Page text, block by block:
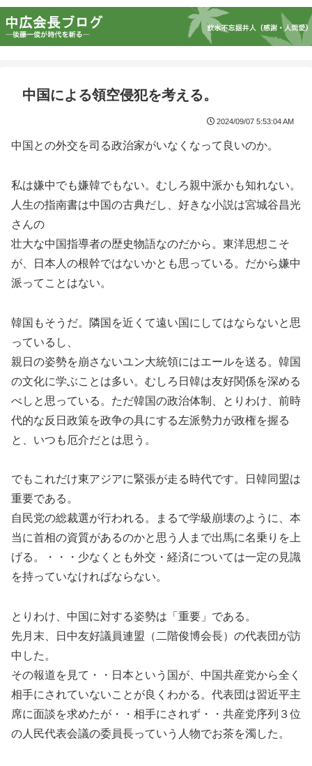
中国による領空侵犯を考える。
2024/09/07 5:53:04 AM
中国との外交を司る政治家がいなくなって良いのか。
私は嫌中でも嫌韓でもない。むしろ親中派かも知れない。
人生の指南書は中国の古典だし、好きな小説は宮城谷昌光
さんの
壮大な中国指導者の歴史物語なのだから。東洋思想こそ
が、日本人の根幹ではないかとも思っている。だから嫌中
派ってことはない。
韓国もそうだ。隣国を近くて遠い国にしてはならないと思
っているし、
親日の姿勢を崩さないユン大統領にはエールを送る。韓国
の文化に学ぶことは多い。むしろ日韓は友好関係を深める
べしと思っている。ただ韓国の政治体制、とりわけ、前時
代的な反日政策を政争の具にする左派勢力が政権を握る
と、いつも厄介だとは思う。
でもこれだけ東アジアに緊張が走る時代です。日韓同盟は
重要である。
自民党の総裁選が行われる。まるで学級崩壊のように、本
当に首相の資質があるのかと思う人まで出馬に名乗りを上
げる。・・・少なくとも外交・経済については一定の見識
を持っていなければならない。
とりわけ、中国に対する姿勢は「重要」である。
先月末、日中友好議員連盟（二階俊博会長）の代表団が訪
中した。
その報道を見て・・日本という国が、中国共産党から全く
相手にされていないことが良くわかる。代表団は習近平主
席に面談を求めたが・・相手にされず・・共産党序列３位
の人民代表会議の委員長っていう人物でお茶を濁した。